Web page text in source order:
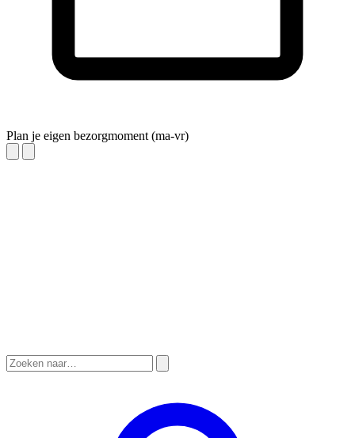
Plan je eigen bezorgmoment (ma-vr)